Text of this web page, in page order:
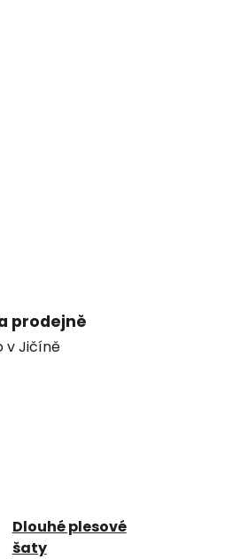
prodejně
v Jičíně
Dlouhé plesové
šaty